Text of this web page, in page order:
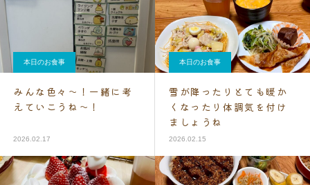
本日のお食事
みんな色々～！一緒に考
えていこうね～！
2026.02.17
本日のお食事
雪が降ったりとても暖か
くなったり体調気を付け
ましょうね
2026.02.15